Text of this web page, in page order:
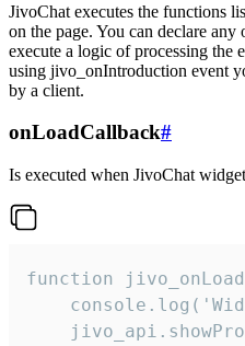
JivoChat executes the functions
on the page. You can declare any
execute a logic of processing the
using jivo_onIntroduction event
by a client.
onLoadCallback#
Is executed when JivoChat
function